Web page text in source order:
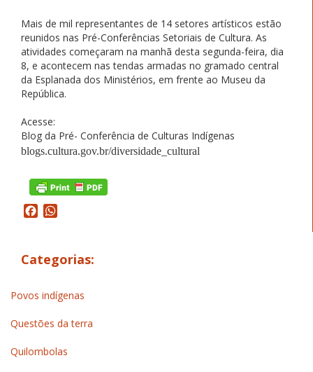
Mais de mil representantes de 14 setores artísticos estão
reunidos nas Pré-Conferências Setoriais de Cultura. As
atividades começaram na manhã desta segunda-feira, dia
8, e acontecem nas tendas armadas no gramado central
da Esplanada dos Ministérios, em frente ao Museu da
República.
Acesse:
Blog da Pré- Conferência de Culturas Indígenas
blogs.cultura.gov.br/diversidade_cultural
Facebook
Categorias:
Povos indígenas
Questões da terra
Quilombolas